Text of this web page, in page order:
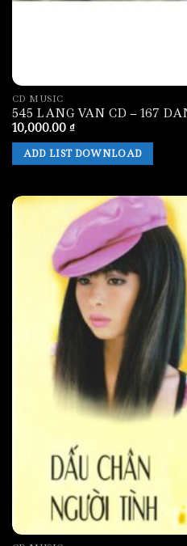
CD MUSIC
545 LANG VAN CD – 167
10,000.00 ₫
ADD LIST DOWNLOAD